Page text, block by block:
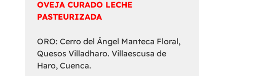
OVEJA CURADO LECHE
PASTEURIZADA
ORO: Cerro del Ángel Manteca Floral,
Quesos Villadharo. Villaescusa de
Haro, Cuenca.